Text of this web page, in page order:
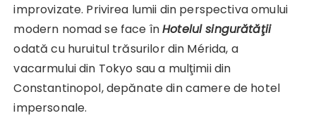
improvizate. Privirea lumii din perspectiva omului
modern nomad se face înHotelul singurătăţii
odată cu huruitul trăsurilor din Mérida, a
vacarmului din Tokyo sau a mulţimii din
Constantinopol, depănate din camere de hotel
impersonale.